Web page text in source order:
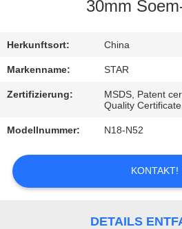
SIE
MIT
UNS
VERBINDUNG
NACHRICHTEN
30mm
Herkunftsort: China
Markenname: STAR
Zertifizierung:
MSDS, Patent
Quality Certificate
Modellnummer: N18-N52
KONTAKT!
DETAILS